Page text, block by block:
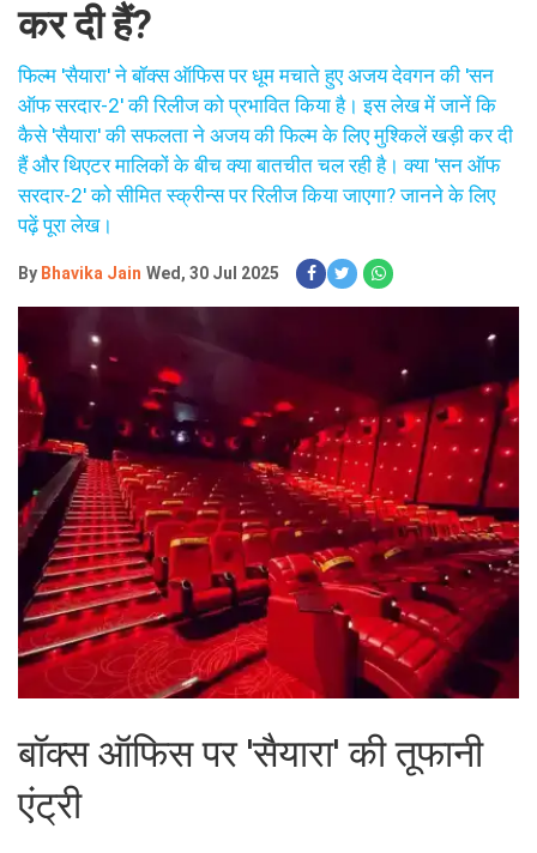
कर दी हैं?
फिल्म 'सैयारा' ने बॉक्स ऑफिस पर धूम मचाते हुए अजय देवगन की 'सन
ऑफ सरदार-2' की रिलीज को प्रभावित किया है। इस लेख में जानें कि
कैसे 'सैयारा' की सफलता ने अजय की फिल्म के लिए मुश्किलें खड़ी कर दी
हैं और थिएटर मालिकों के बीच क्या बातचीत चल रही है। क्या 'सन ऑफ
सरदार-2' को सीमित स्क्रीन्स पर रिलीज किया जाएगा? जानने के लिए
पढ़ें पूरा लेख।
By Bhavika Jain Wed, 30 Jul 2025
बॉक्स ऑफिस पर 'सैयारा' की तूफानी
एंट्री